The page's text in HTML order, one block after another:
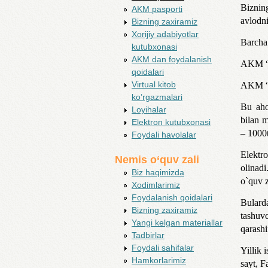
AKM
AKM
Bu
bilan
–
o`quv
Yillik
sayt,
AKM pasporti
Bizning zaxiramiz
Xorijiy adabiyotlar
kutubxonasi
AKM dan foydalanish
qoidalari
Virtual kitob
ko’rgazmalari
Loyihalar
Elektron kutubxonasi
Foydali havolalar
Nemis o‘quv zali
Biz haqimizda
Xodimlarimiz
Foydalanish qoidalari
Bizning zaxiramiz
Yangi kelgan materiallar
Tadbirlar
Foydali sahifalar
Hamkorlarimiz